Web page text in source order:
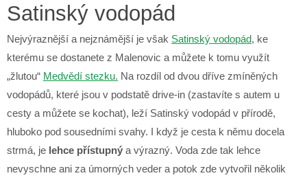
Satinský vodopád
Nejvýraznější a nejznámější je však Satinský vodopád, ke
kterému se dostanete z Malenovic a můžete k tomu využít
„žlutou“ Medvědí stezku. Na rozdíl od dvou dříve zmíněných
vodopádů, které jsou v podstatě drive-in (zastavíte s autem u
cesty a můžete se kochat), leží Satinský vodopád v přírodě,
hluboko pod sousedními svahy. I když je cesta k němu docela
strmá, je lehce přístupný a výrazný. Voda zde tak lehce
nevyschne ani za úmorných veder a potok zde vytvořil několik